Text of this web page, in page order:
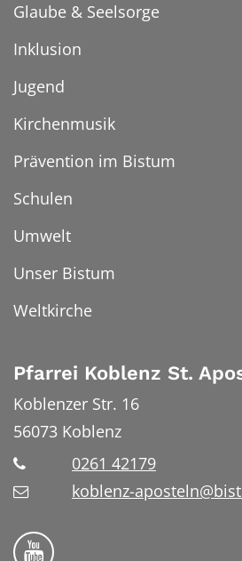
Glaube & Seelsorge
Inklusion
Jugend
Kirchenmusik
Prävention im Bistum
Schulen
Umwelt
Unser Bistum
Weltkirche
Pfarrei Koblenz St.
Koblenzer Str. 16
56073 Koblenz
0261 42179
koblenz-
Bistum Trier auf